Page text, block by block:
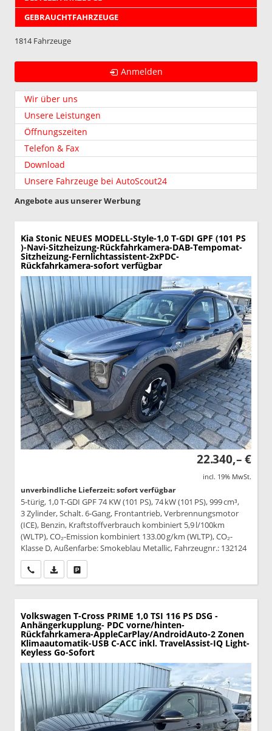
GEBRAUCHTFAHRZEUGE
1814 Fahrzeuge
Anmelden
Wir über uns
Unsere Leistungen
Öffnungszeiten
Telefon & Fax
Download
Unsere Fahrzeuge bei AutoScout24
Angebote aus unserer Werbung
Kia Stonic NEUES MODELL-Style-1,0 T-GDI GPF (101 PS
)-Navi-Sitzheizung-Rückfahrkamera-DAB-Tempomat-
Sitzheizung-Fernlichtassistent-2xPDC-
Rückfahrkamera-sofort verfügbar
22.340,– €
incl. 19% MwSt.
unverbindliche Lieferzeit: sofort verfügbar
5-türig, 1,0 T-GDI GPF 74 KW (101 PS), 74 kW (101 PS), 999 cm³,
3 Zylinder, Schalt. 6-Gang, Frontantrieb, Verbrennungsmotor
(ICE), Benzin, Kraftstoffverbrauch kombiniert 5,9 l/100km
(WLTP), CO₂-Emission kombiniert 133.00 g/km (WLTP), CO₂-
Klasse D, Außenfarbe: Smokeblau Metallic, Fahrzeugnr.: 132124
Wir rufen Sie anPDF-Datei, Fahrzeugexposé drucken
Volkswagen T-Cross PRIME 1,0 TSI 116 PS DSG -
Anhängerkupplung- PDC vorne/hinten-
Rückfahrkamera-AppleCarPlay/AndroidAuto-2 Zonen
Klimaautomatik-USB C-ACC inkl. TravelAssist-IQ Light-
Keyless Go-Sofort